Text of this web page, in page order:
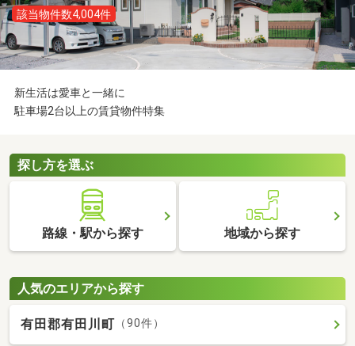
該当物件数4,004件
新生活は愛車と一緒に
駐車場2台以上の賃貸物件特集
探し方を選ぶ
路線・駅から探す 地域から探す
人気のエリアから探す
有田郡有田川町 （90件）